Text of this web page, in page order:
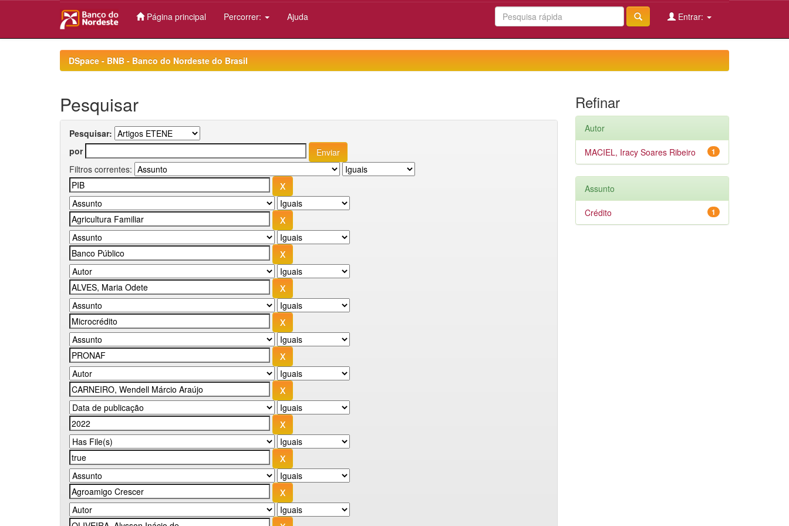
Página principal Percorrer: Ajuda Entrar:
DSpace - BNB - Banco do Nordeste do Brasil
Pesquisar
Pesquisar:
por
Filtros correntes:
Refinar
Autor
1
MACIEL, Iracy Soares Ribeiro
Assunto
1
Crédito